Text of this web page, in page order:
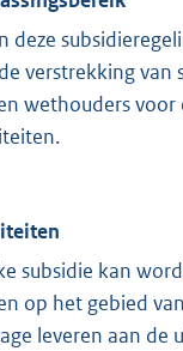
deze
verstrekking van
wethouders voor
subsidie kan
op het gebied
leveren aan de